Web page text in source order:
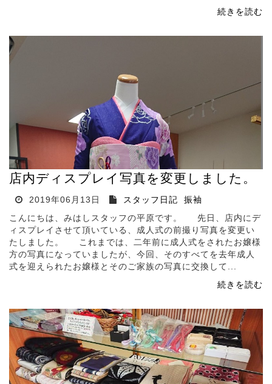
続きを読む
店内ディスプレイ写真を変更しました。
2019年06月13日 スタッフ日記
振袖
こんにちは、みはしスタッフの平原です。 先日、店内にデ
ィスプレイさせて頂いている、成人式の前撮り写真を変更い
たしました。 これまでは、二年前に成人式をされたお嬢様
方の写真になっていましたが、今回、そのすべてを去年成人
式を迎えられたお嬢様とそのご家族の写真に交換して...
続きを読む